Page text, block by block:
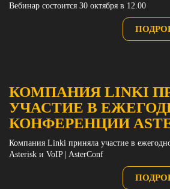
Вебинар состоится 30 октября в 12.00
КОМПАНИЯ LINKI
УЧАСТИЕ В
КОНФЕРЕНЦИИ
Компания Linki приняла участие в
Asterisk и VoIP | AsterConf